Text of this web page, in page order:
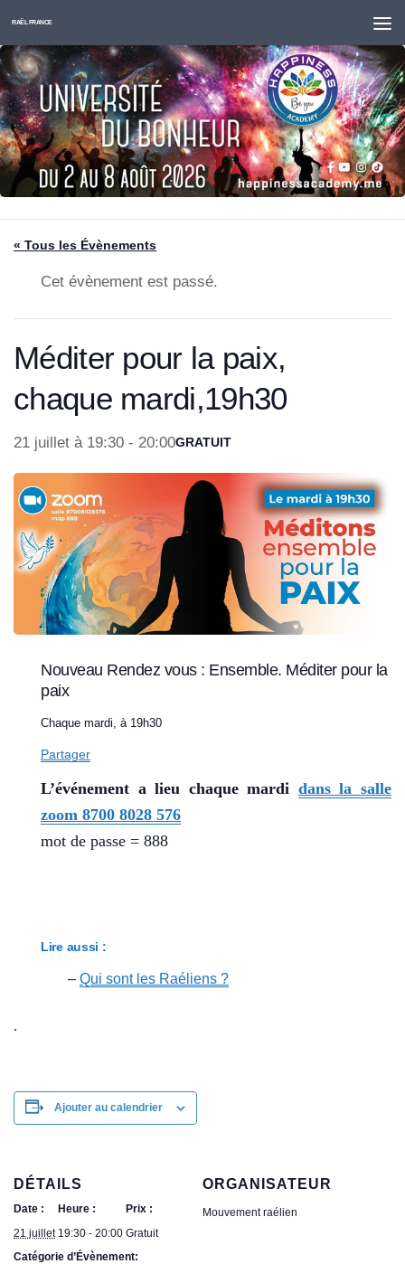
Skip to content
RAËL FRANCE
« Tous les Évènements
Cet évènement est passé.
Méditer pour la paix,
chaque mardi,19h30
21 juillet à 19:30 - 20:00GRATUIT
Nouveau Rendez vous : Ensemble. Méditer pour la
paix
Chaque mardi, à 19h30
Partager
L’événement a lieu chaque mardi dans la salle
zoom 8700 8028 576
mot de passe = 888
Lire aussi :
– Qui sont les Raéliens ?
.
Ajouter au calendrier
DÉTAILS
Date :
21 juillet
Heure :
19:30 - 20:00
Prix :
Gratuit
Catégorie d’Évènement:
ORGANISATEUR
Mouvement raélien